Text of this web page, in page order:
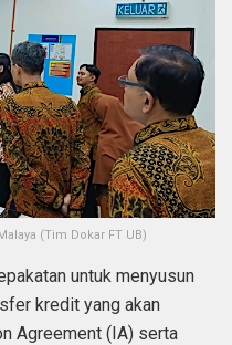
(Tim Dokar FT UB)
untuk menyusun
kredit yang akan
Agreement (IA) serta